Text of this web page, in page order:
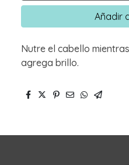
Añadir
Nutre el cabello
agrega brillo.